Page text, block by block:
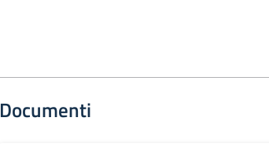
Documenti